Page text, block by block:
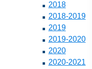
2018
2018-2019
2019
2019-2020
2020
2020-2021